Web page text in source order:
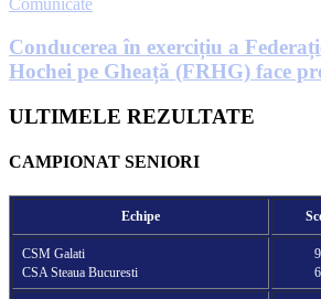
Comunicate
Conducerea în exercițiu a
Hochei pe Gheață (FRHG) face
ULTIMELE REZULTATE
CAMPIONAT SENIORI
Echipe
CSM Galati
CSA Steaua Bucuresti
9
6